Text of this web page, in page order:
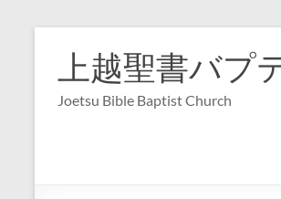
上越聖書バプ
Joetsu Bible Baptist Church